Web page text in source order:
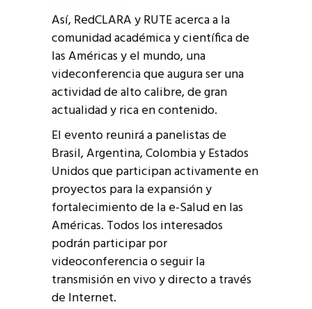
Así, RedCLARA y RUTE acerca a la
comunidad académica y científica de
las Américas y el mundo, una
videconferencia que augura ser una
actividad de alto calibre, de gran
actualidad y rica en contenido.
El evento reunirá a panelistas de
Brasil, Argentina, Colombia y Estados
Unidos que participan activamente en
proyectos para la expansión y
fortalecimiento de la e-Salud en las
Américas. Todos los interesados
podrán participar por
videoconferencia o seguir la
transmisión en vivo y directo a través
de Internet.